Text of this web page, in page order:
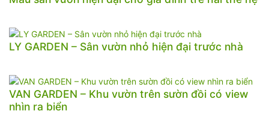
LY GARDEN – Sân vườn nhỏ hiện đại trước nhà
VAN GARDEN – Khu vườn trên sườn đồi có view
nhìn ra biển